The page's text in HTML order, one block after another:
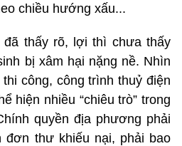
chiều hướng xấu...
đã thấy rõ, lợi thì chưa thấy
bị xâm hại nặng nề. Nhìn
công, công trình thuỷ điện
hiện nhiều “chiêu trò” trong
quyền địa phương phải
đơn thư khiếu nại, phải bao